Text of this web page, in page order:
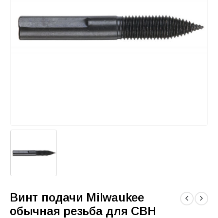
Винт подачи Milwaukee
обычная резьба для СВН